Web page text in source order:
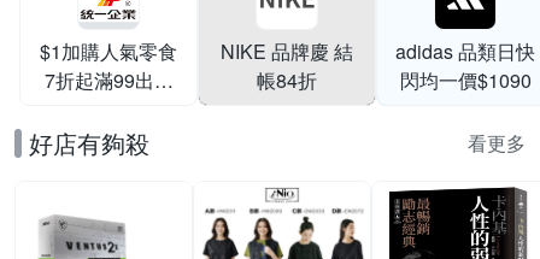
$1加購人氣零食
7折起滿99出貨
NIKE 品牌慶 結
帳84折
adidas 品類日快
閃均一價$1090
好店有夠殺 看更多